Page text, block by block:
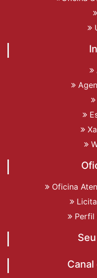
Oficina
Perfil